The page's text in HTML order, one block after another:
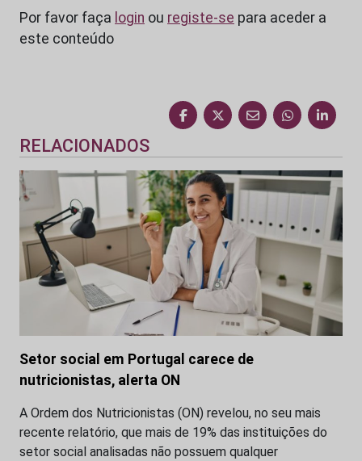
Por favor faça login ou registe-se para aceder a
este conteúdo
RELACIONADOS
Setor social em Portugal carece de
nutricionistas, alerta ON
A Ordem dos Nutricionistas (ON) revelou, no seu mais
recente relatório, que mais de 19% das instituições do
setor social analisadas não possuem qualquer